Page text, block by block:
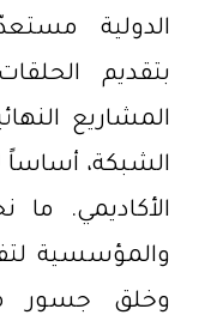
الدولية
بتقديم
المشاريع
الشبكة، أساساً
الأكاديمي. ما
والمؤسسية
وخلق جسور